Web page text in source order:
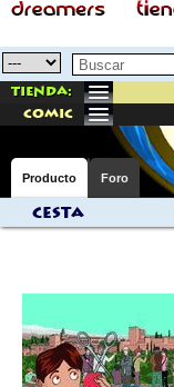
Tienda:
comic
Producto Foro
Cesta